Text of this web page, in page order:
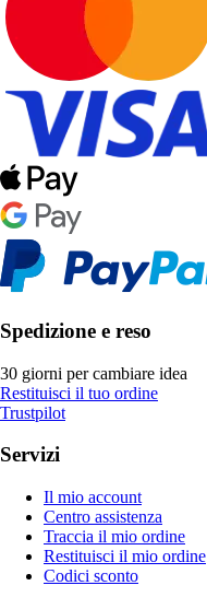
Spedizione e reso
30 giorni per cambiare idea
Restituisci il tuo ordine
Trustpilot
Servizi
Il mio account
Centro assistenza
Traccia il mio ordine
Restituisci il mio ordine
Codici sconto